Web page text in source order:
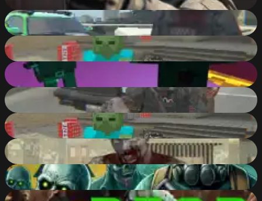
75
Grand Zombie Swarm 2
85%
Counter Craft 5
82%
defence fire survival ruler
88
Biozombie of Evil 2
82
Counter Craft 4
84%
The Day of Zombies
82
Radiation Zone
85%
reDEAD